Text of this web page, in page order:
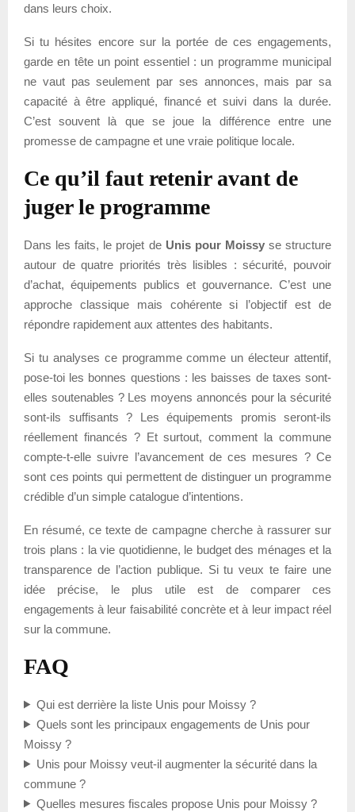
dans leurs choix.
Si tu hésites encore sur la portée de ces engagements,
garde en tête un point essentiel : un programme municipal
ne vaut pas seulement par ses annonces, mais par sa
capacité à être appliqué, financé et suivi dans la durée.
C’est souvent là que se joue la différence entre une
promesse de campagne et une vraie politique locale.
Ce qu’il faut retenir avant de
juger le programme
Dans les faits, le projet de Unis pour Moissyse structure
autour de quatre priorités très lisibles : sécurité, pouvoir
d’achat, équipements publics et gouvernance. C’est une
approche classique mais cohérente si l’objectif est de
répondre rapidement aux attentes des habitants.
Si tu analyses ce programme comme un électeur attentif,
pose-toi les bonnes questions : les baisses de taxes sont-
elles soutenables ? Les moyens annoncés pour la sécurité
sont-ils suffisants ? Les équipements promis seront-ils
réellement financés ? Et surtout, comment la commune
compte-t-elle suivre l’avancement de ces mesures ? Ce
sont ces points qui permettent de distinguer un programme
crédible d’un simple catalogue d’intentions.
En résumé, ce texte de campagne cherche à rassurer sur
trois plans : la vie quotidienne, le budget des ménages et la
transparence de l’action publique. Si tu veux te faire une
idée précise, le plus utile est de comparer ces
engagements à leur faisabilité concrète et à leur impact réel
sur la commune.
FAQ
Qui est derrière la liste Unis pour Moissy ?
Quels sont les principaux engagements de Unis pour
Moissy ?
Unis pour Moissy veut-il augmenter la sécurité dans la
commune ?
Quelles mesures fiscales propose Unis pour Moissy ?